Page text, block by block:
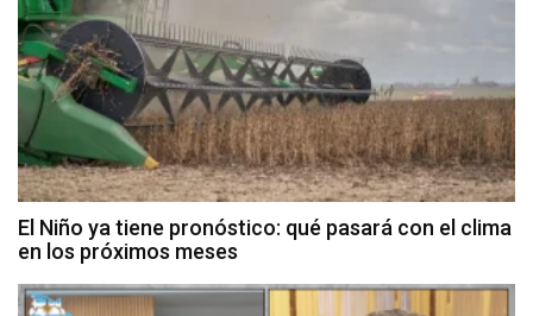
El Niño ya tiene pronóstico: qué pasará con el clima
en los próximos meses